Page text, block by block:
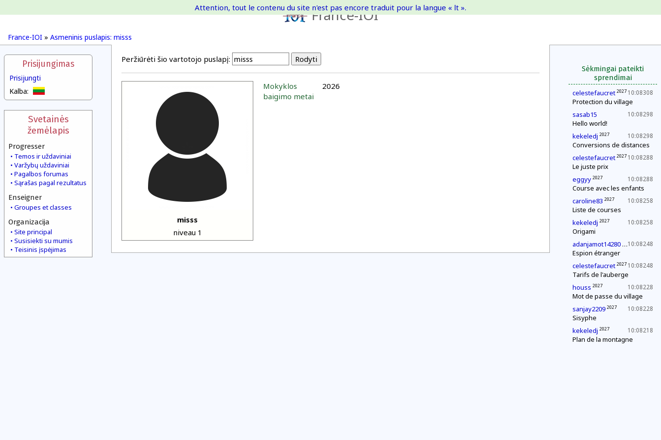
France-IOI
France-IOI » Asmeninis puslapis: misss
Attention, tout le contenu du site n'est pas encore traduit pour la langue « lt ».
Prisijungimas
Prisijungti
Kalba:
Svetainės
žemėlapis
Progresser
Temos ir uždaviniai
Varžybų uždaviniai
Pagalbos forumas
Sąrašas pagal rezultatus
Enseigner
Groupes et classes
Organizacija
Site principal
Susisiekti su mumis
Teisinis įspėjimas
Sėkmingai pateikti
sprendimai
10:08308
celestefaucret 2027
Protection du village
10:08298
sasab15
Hello world!
10:08298
kekeledj 2027
Conversions de distances
10:08288
celestefaucret 2027
Le juste prix
10:08288
eggyy 2027
Course avec les enfants
10:08258
caroline83 2027
Liste de courses
10:08258
kekeledj 2027
Origami
10:08248
adanjamot14280 2029
Espion étranger
10:08248
celestefaucret 2027
Tarifs de l'auberge
10:08228
houss 2027
Mot de passe du village
10:08228
sanjay2209 2027
Sisyphe
10:08218
kekeledj 2027
Plan de la montagne
Peržiūrėti šio vartotojo puslapį:
misss
niveau 1
Mokyklos
baigimo metai
2026